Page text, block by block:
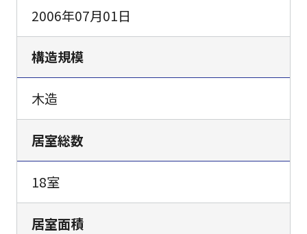
2006年07月01日
構造規模
木造
居室総数
18室
居室面積